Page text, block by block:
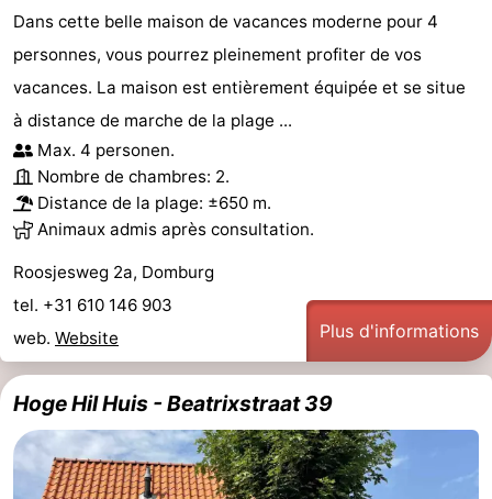
Dans cette belle maison de vacances moderne pour 4
personnes, vous pourrez pleinement profiter de vos
vacances. La maison est entièrement équipée et se situe
à distance de marche de la plage ...
Max. 4 personen.
Nombre de chambres: 2.
Distance de la plage: ±650 m.
Animaux admis après consultation.
Roosjesweg 2a, Domburg
tel. +31 610 146 903
web. Website Plus d'informations
Hoge Hil Huis - Beatrixstraat 39